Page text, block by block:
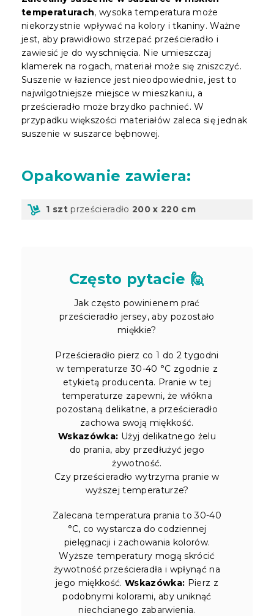
temperaturach, wysoka temperatura może
niekorzystnie wpływać na kolory i tkaniny. Ważne
jest, aby prawidłowo strzepać prześcieradło i
zawiesić je do wyschnięcia. Nie umieszczaj
klamerek na rogach, materiał może się zniszczyć.
Suszenie w łazience jest nieodpowiednie, jest to
najwilgotniejsze miejsce w mieszkaniu, a
prześcieradło może brzydko pachnieć. W
przypadku większości materiałów zaleca się jednak
suszenie w suszarce bębnowej.
Opakowanie zawiera:
1 szt prześcieradło200 x 220 cm
Często pytacie 🙋
Jak często powinienem prać
prześcieradło jersey, aby pozostało
miękkie?
Prześcieradło pierz co 1 do 2 tygodni
w temperaturze 30-40 °C zgodnie z
etykietą producenta. Pranie w tej
temperaturze zapewni, że włókna
pozostaną delikatne, a prześcieradło
zachowa swoją miękkość.
Wskazówka: Użyj delikatnego żelu
do prania, aby przedłużyć jego
żywotność.
Czy prześcieradło wytrzyma pranie w
wyższej temperaturze?
Zalecana temperatura prania to 30-40
°C, co wystarcza do codziennej
pielęgnacji i zachowania kolorów.
Wyższe temperatury mogą skrócić
żywotność prześcieradła i wpłynąć na
jego miękkość. Wskazówka: Pierz z
podobnymi kolorami, aby uniknąć
niechcianego zabarwienia.